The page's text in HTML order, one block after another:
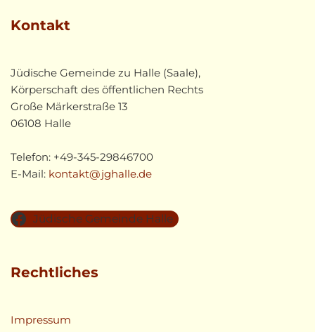
Kontakt
Jüdische Gemeinde zu Halle (Saale),
Körperschaft des öffentlichen Rechts
Große Märkerstraße 13
06108 Halle
Telefon: +49-345-29846700
E-Mail: kontakt@jghalle.de
Jüdische Gemeinde Halle
Rechtliches
Impressum